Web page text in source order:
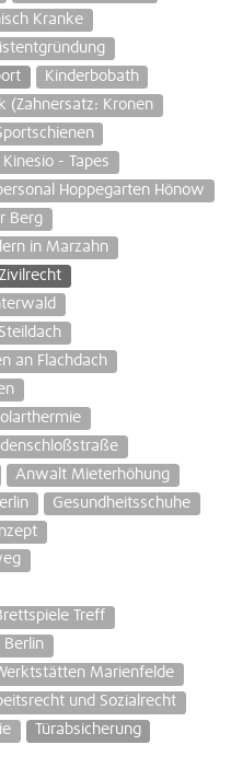
Kranke
Kinderbobath
(Zahnersatz: Kronen
Kinesio - Tapes
Hoppegarten Hönow
Berg
in Marzahn
Zivilrecht
Steildach
an Flachdach
Anwalt Mieterhöhung
Gesundheitsschuhe
Treff
Berlin
Marienfelde
und Sozialrecht
Türabsicherung